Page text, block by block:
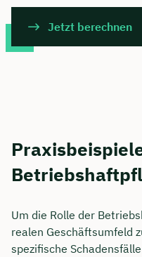
Jetzt berechnen
Um die Rolle der
realen Geschäftsumfeld
spezifische